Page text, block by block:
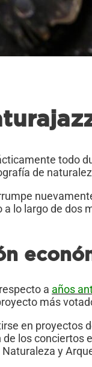
todo
de
lo largo de dos
a años
más
en proyectos
los conciertos
y